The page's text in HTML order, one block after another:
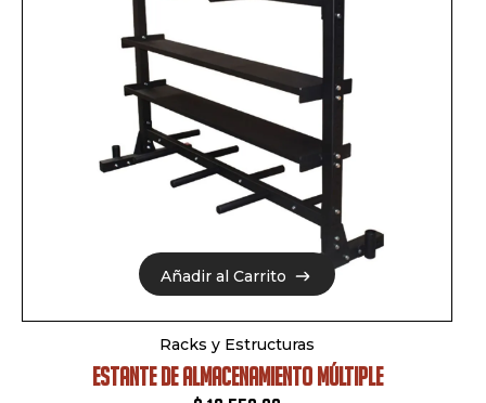
Añadir al Carrito
Añadir al Carrito
Racks y Estructuras
ESTANTE DE ALMACENAMIENTO MÚLTIPLE